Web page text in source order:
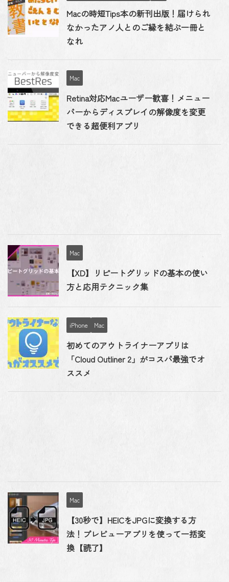
Macの時短Tips本の新刊出版！届けられ
なかったアノ人とのご縁を結ぶ一冊と
なれ
Mac
Retina対応Macユーザー歓喜！メニュー
バーからディスプレイの解像度を変更
できる超便利アプリ
Mac
【XD】リピートグリッドの基本の使い
方と応用テクニック集
iPhone Mac
初めてのアウトライナーアプリは
「Cloud Outliner 2」がコスパ最強でオ
ススメ
Mac
【30秒で】HEICをJPGに変換する方
法！プレビューアプリを使って一括変
換【読了】